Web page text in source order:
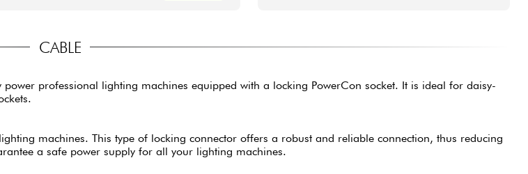
CABLE
professional lighting machines equipped with a locking PowerCon socket. It is ideal for daisy-
machines. This type of locking connector offers a robust and reliable connection, thus reducing
a safe power supply for all your lighting machines.